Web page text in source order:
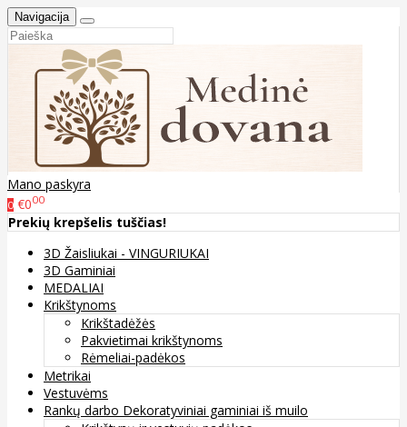
Navigacija
Mano paskyra
0 €000
Prekių krepšelis tuščias!
3D Žaisliukai - VINGURIUKAI
3D Gaminiai
MEDALIAI
Krikštynoms
Krikštadėžės
Pakvietimai krikštynoms
Rėmeliai-padėkos
Metrikai
Vestuvėms
Rankų darbo Dekoratyviniai gaminiai iš muilo